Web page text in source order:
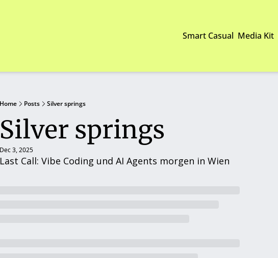
Smart Casual Media Kit
Posts Silver springs
springs
3, 2025
Call: Vibe Coding und AI Agents morgen in Wien